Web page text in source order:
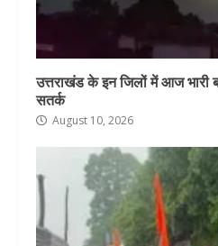
उत्तराखंड के इन जिलों में आज भारी
सतर्क
August 10, 2026